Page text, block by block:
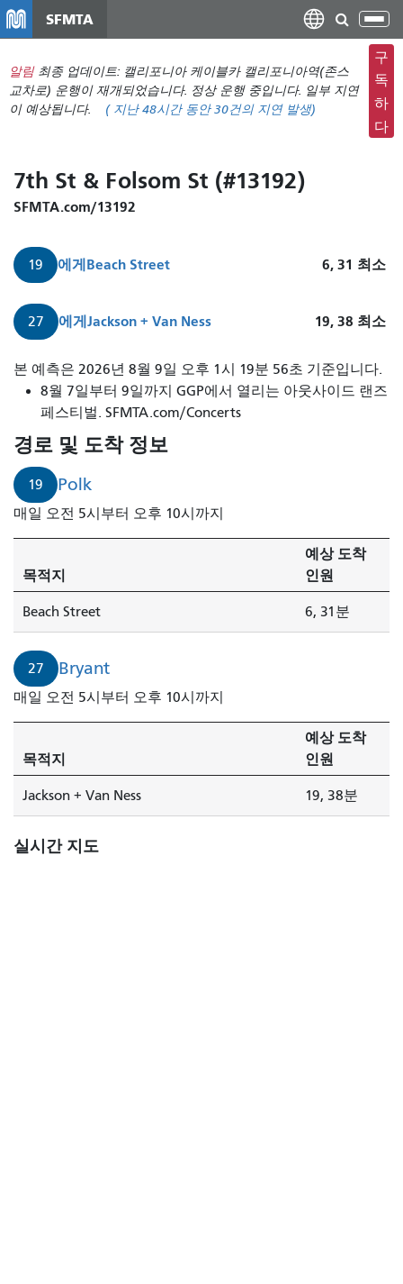
텐
츠
로
뛰
SFMTA
탐
색
메
뉴
전
환
알림 최종 업데이트: 캘리포니아 케이블카 캘리포니아역(존스
교차로) 운행이 재개되었습니다. 정상 운행 중입니다. 일부 지연
이 예상됩니다.
( 지난 48시간 동안30건의 지연 발생)
구
독
하
다
7th St & Folsom St (#13192)
SFMTA.com/13192
19 에게Beach Street 6, 31 최소
27 에게Jackson + Van Ness 19, 38 최소
본 예측은 2026년 8월 9일 오후 1시 19분 56초 기준입니다.
8월 7일부터 9일까지 GGP에서 열리는 아웃사이드 랜즈
페스티벌. SFMTA.com/Concerts
경로 및 도착 정보
19 Polk
매일 오전 5시부터 오후 10시까지
목적지
예상 도착
인원
Beach Street 6, 31분
27 Bryant
매일 오전 5시부터 오후 10시까지
목적지
예상 도착
인원
Jackson + Van Ness 19, 38분
실시간 지도